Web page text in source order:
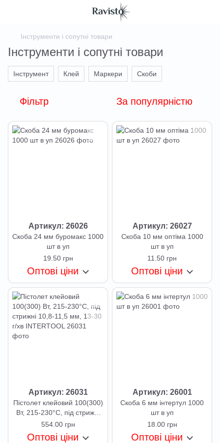
Інструменти і сопутні товари
Інструменти і сопутні товари
Інструмент Клей Маркери Скоби
Фільтр За популярністю
Артикул: 26026
Скоба 24 мм буромакс 1000
шт в уп
19.50 грн
Оптові ціни
Артикул: 26027
Скоба 10 мм оптіма 1000
шт в уп
11.50 грн
Оптові ціни
Артикул: 26031
Пістолет клейовий 100(300)
Вт, 215-230°C, під стрижні
10,8-11,5 мм, 13-30 г/хв
INTERTOOL
554.00 грн
Оптові ціни
Артикул: 26001
Скоба 6 мм інтертул 1000
шт в уп
18.00 грн
Оптові ціни